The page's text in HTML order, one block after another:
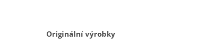
Originální výrobky